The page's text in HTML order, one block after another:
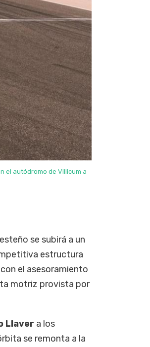
el autódromo de Villicum a
se subirá a un
estructura
el asesoramiento
motriz provista por
Llaver a los
se remonta a la